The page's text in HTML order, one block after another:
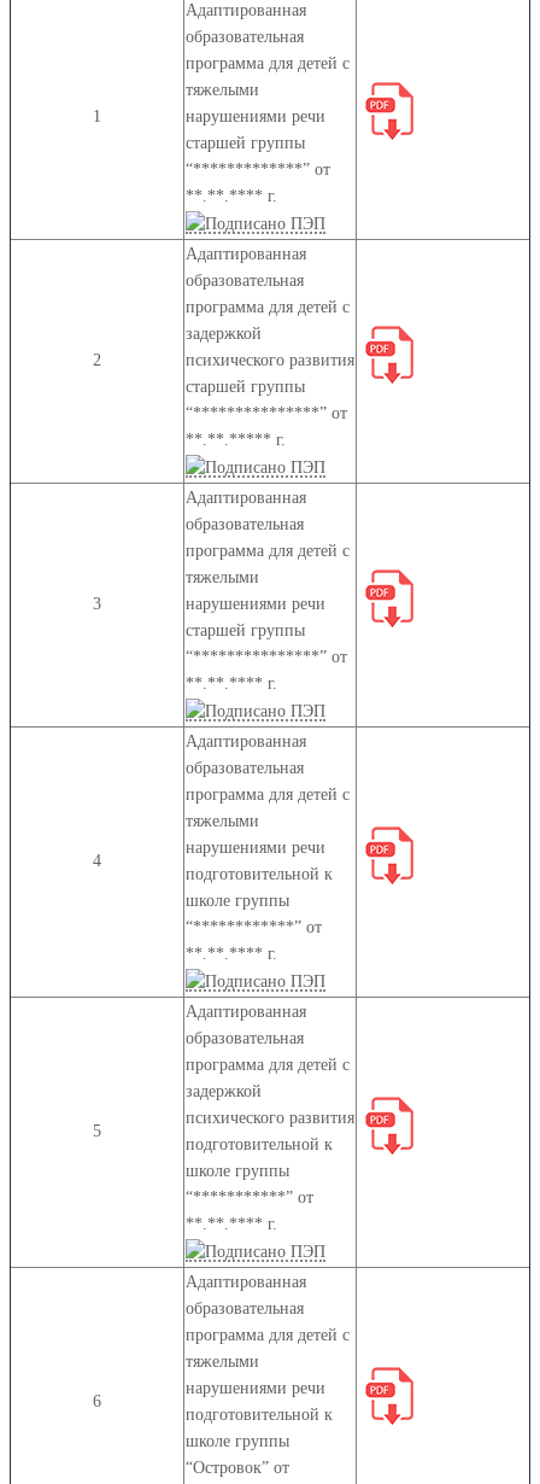
1
Адаптированная
образовательная
программа для детей с
тяжелыми
нарушениями речи
старшей группы
“*************” от
**.**.**** г.
2
Адаптированная
образовательная
программа для детей с
задержкой
психического развития
старшей группы
“***************” от
**.**.***** г.
3
Адаптированная
образовательная
программа для детей с
тяжелыми
нарушениями речи
старшей группы
“***************” от
**.**.**** г.
4
Адаптированная
образовательная
программа для детей с
тяжелыми
нарушениями речи
подготовительной к
школе группы
“************” от
**.**.**** г.
5
Адаптированная
образовательная
программа для детей с
задержкой
психического развития
подготовительной к
школе группы
“***********” от
**.**.**** г.
6
Адаптированная
образовательная
программа для детей с
тяжелыми
нарушениями речи
подготовительной к
школе группы
“Островок” от